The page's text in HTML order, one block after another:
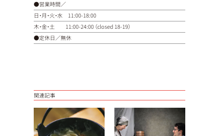
●営業時間／
日・月・火・水 11:00-18:00
木・金・土 11:00-24:00 （closed 18-19）
●定休日／無休
関連記事